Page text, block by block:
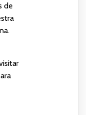
de